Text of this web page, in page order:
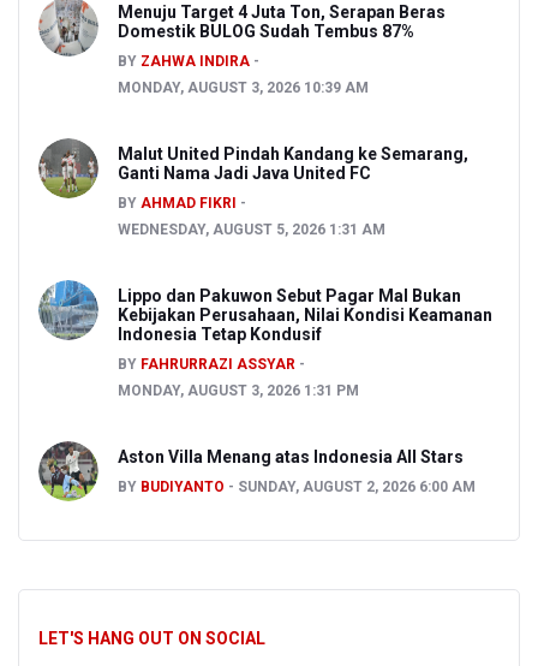
Menuju Target 4 Juta Ton, Serapan Beras
Domestik BULOG Sudah Tembus 87%
BY ZAHWA INDIRA
MONDAY, AUGUST 3, 2026 10:39 AM
Malut United Pindah Kandang ke Semarang,
Ganti Nama Jadi Java United FC
BY AHMAD FIKRI
WEDNESDAY, AUGUST 5, 2026 1:31 AM
Lippo dan Pakuwon Sebut Pagar Mal Bukan
Kebijakan Perusahaan, Nilai Kondisi Keamanan
Indonesia Tetap Kondusif
BY FAHRURRAZI ASSYAR
MONDAY, AUGUST 3, 2026 1:31 PM
Aston Villa Menang atas Indonesia All Stars
BY BUDIYANTO SUNDAY, AUGUST 2, 2026 6:00 AM
LET'S HANG OUT ON SOCIAL